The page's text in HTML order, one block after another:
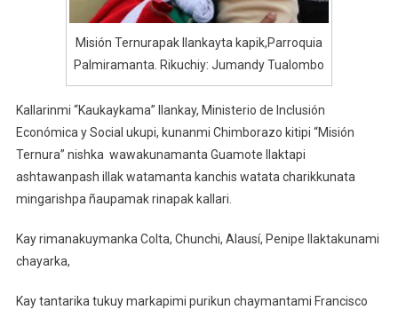
Misión Ternurapak llankayta kapik,Parroquia
Palmiramanta. Rikuchiy: Jumandy Tualombo
Kallarinmi “Kaukaykama” llankay, Ministerio de Inclusión
Económica y Social ukupi, kunanmi Chimborazo kitipi “Misión
Ternura” nishka wawakunamanta Guamote llaktapi
ashtawanpash illak watamanta kanchis watata charikkunata
mingarishpa ñaupamak rinapak kallari.
Kay rimanakuymanka Colta, Chunchi, Alausí, Penipe llaktakunami
chayarka,
Kay tantarika tukuy markapimi purikun chaymantami Francisco